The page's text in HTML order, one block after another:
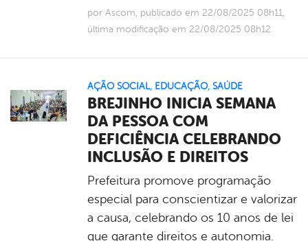
por Ascom, publicado em 22/08/2025 08h11,
última modificação em 22/08/2025 08h12
AÇÃO SOCIAL, EDUCAÇÃO, SAÚDE
BREJINHO INICIA SEMANA
DA PESSOA COM
DEFICIÊNCIA CELEBRANDO
INCLUSÃO E DIREITOS
Prefeitura promove programação
especial para conscientizar e valorizar
a causa, celebrando os 10 anos de lei
que garante direitos e autonomia.